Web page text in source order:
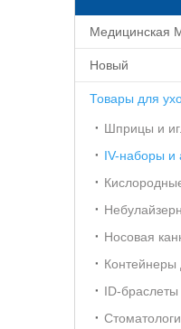
Медицинская
Новый
Шприцы и
IV-наборы и
Носовая
ID-браслеты